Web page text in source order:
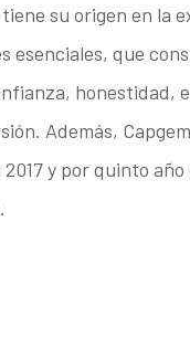
su origen en la
esenciales, que
honestidad,
Además,
y por quinto